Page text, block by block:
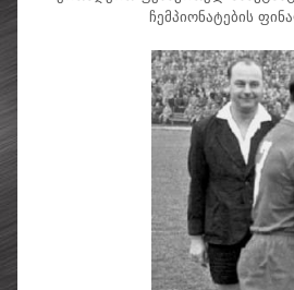
ჩემპიონატების